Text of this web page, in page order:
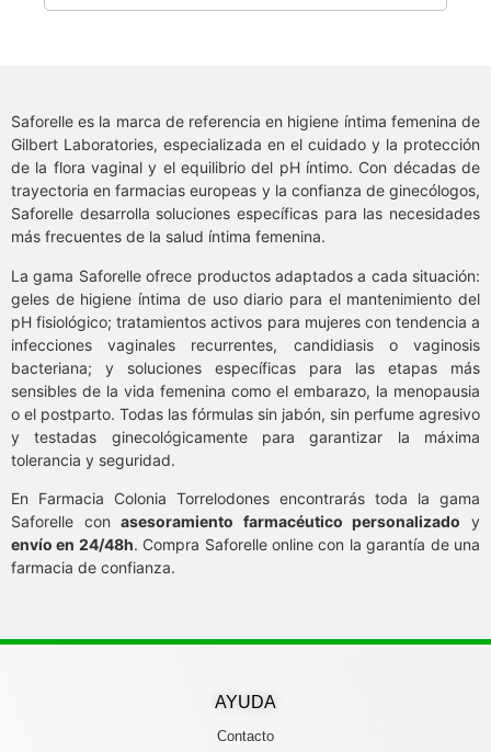
Saforelle es la marca de referencia en higiene íntima femenina de
Gilbert Laboratories, especializada en el cuidado y la protección
de la flora vaginal y el equilibrio del pH íntimo. Con décadas de
trayectoria en farmacias europeas y la confianza de ginecólogos,
Saforelle desarrolla soluciones específicas para las necesidades
más frecuentes de la salud íntima femenina.
La gama Saforelle ofrece productos adaptados a cada situación:
geles de higiene íntima de uso diario para el mantenimiento del
pH fisiológico; tratamientos activos para mujeres con tendencia a
infecciones vaginales recurrentes, candidiasis o vaginosis
bacteriana; y soluciones específicas para las etapas más
sensibles de la vida femenina como el embarazo, la menopausia
o el postparto. Todas las fórmulas sin jabón, sin perfume agresivo
y testadas ginecológicamente para garantizar la máxima
tolerancia y seguridad.
En Farmacia Colonia Torrelodones encontrarás toda la gama
Saforelle conasesoramiento farmacéutico personalizado y
envío en 24/48h. Compra Saforelle online con la garantía de una
farmacia de confianza.
AYUDA
Contacto